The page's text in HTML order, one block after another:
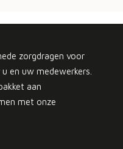
zorgdragen voor
en uw medewerkers.
aan
met onze